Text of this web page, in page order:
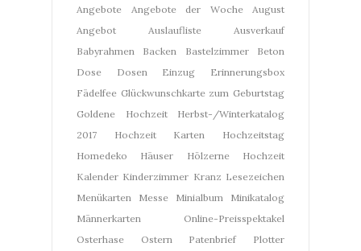
Angebote Angebote der Woche
August
Angebot
Auslaufliste
Ausverkauf
Babyrahmen
Backen Bastelzimmer
Beton
Dose
Dosen Einzug
Erinnerungsbox
Fädelfee Glückwunschkarte zum Geburtstag
Goldene Hochzeit
Herbst-/Winterkatalog
2017
Hochzeit Karten
Hochzeitstag
Homedeko
Häuser
Hölzerne Hochzeit
Kalender Kinderzimmer Kranz Lesezeichen
Menükarten
Messe Minialbum
Minikatalog
Männerkarten
Online-Preisspektakel
Osterhase
Ostern Patenbrief
Plotter